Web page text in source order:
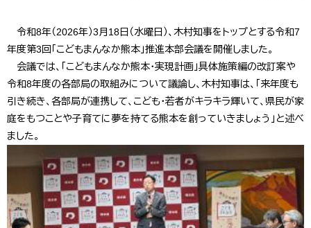
令和8年（2026年）3月18日（水曜日）、木村知事をトップとする令和7
年度第3回「こどもまんなか熊本」推進本部会議を開催しました。
会議では、「こどもまんなか熊本・実現計画」具体施策編の改訂案や
令和8年度の各部局の取組みについて議論し、木村知事は、「来年度も
引き続き、各部局が連携して、こども・若者がキラキラ輝いて、県民が家
庭をもつことや子育てに夢を持てる熊本を創っていきましょう」と述べ
ました。​